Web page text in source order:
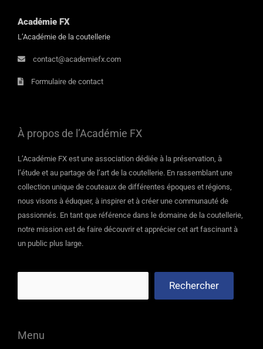
Académie FX
L’Académie de la coutellerie
contact@academiefx.com
Formulaire de contact
À propos de l’Académie FX
L’Académie FX est une association dédiée à la préservation, à
l’étude et au partage de l’art de la coutellerie. En rassemblant une
collection unique de couteaux de différentes époques et régions,
nous visons à éduquer, à inspirer et à créer une communauté de
passionnés. En tant que référence dans le domaine de la coutellerie,
notre mission est de faire découvrir et apprécier cet art fascinant à
un public plus large.
Rechercher
Menu